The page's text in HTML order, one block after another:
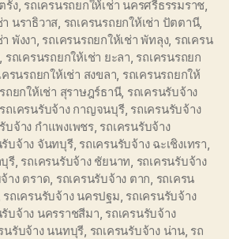
รัง, รถเครนรถยกให้เช่า นครศรีธรรมราช
นราธิวาส รถเครนรถยกให้เช่า ปัตตานี,
พังงา รถเครนรถยกให้เช่า พัทลุง, รถเครน
รถเครนรถยกให้เช่า ยะลา รถเครนรถยก
ครนรถยกให้เช่า สงขลา รถเครนรถยกให้
ถยกให้เช่า สุราษฎร์ธานี, รถเครนรับจ้าง
รถเครนรับจ้าง กาญจนบุรี, รถเครนรับจ้าง
บจ้าง กำแพงเพชร, รถเครนรับจ้าง
รับจ้าง จันทบุรี, รถเครนรับจ้าง ฉะเชิงเทรา
รี, รถเครนรับจ้าง ชัยนาท รถเครนรับจ้าง
าง ตราด รถเครนรับจ้าง ตาก รถเครน
รถเครนรับจ้าง นครปฐม รถเครนรับจ้าง
รับจ้าง นครราชสีมา รถเครนรับจ้าง
นรับจ้าง นนทบุรี รถเครนรับจ้าง น่าน, รถ